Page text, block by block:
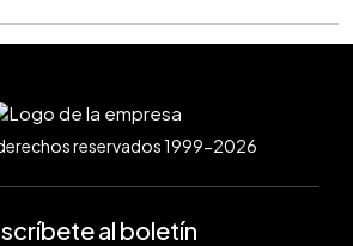
reservados 1999-2026
al boletín